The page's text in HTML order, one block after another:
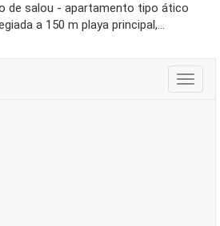
de salou - apartamento tipo ático
a 150 m playa principal,...